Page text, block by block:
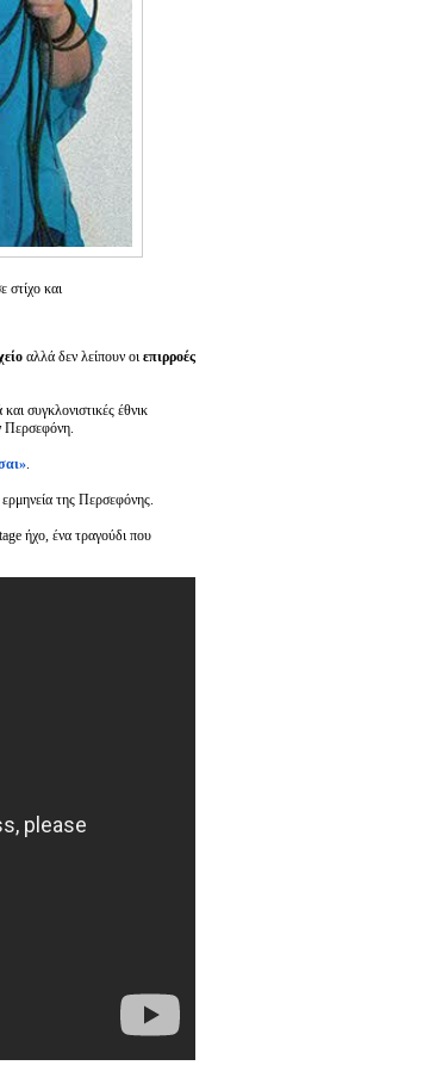
στίχο και
αλλά δεν λείπουν οι επιρροές
συγκλονιστικές έθνικ
Περσεφόνη.
.
ερμηνεία της Περσεφόνης.
ήχο, ένα τραγούδι που